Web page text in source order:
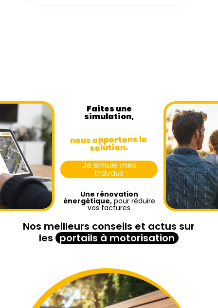
Faites une
simulation,
nous apportons la
solution.
Je simule mes
travaux
Une rénovation
énergétique,pour réduire
vos factures
Nos meilleurs conseils et actus sur
les portails à motorisation